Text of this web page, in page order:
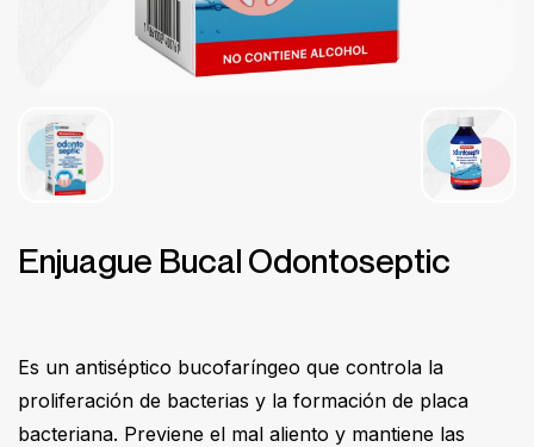
Enjuague Bucal Odontoseptic
Es un antiséptico bucofaríngeo que controla la
proliferación de bacterias y la formación de placa
bacteriana. Previene el mal aliento y mantiene las